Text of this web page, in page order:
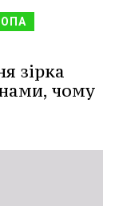
зірка
чому